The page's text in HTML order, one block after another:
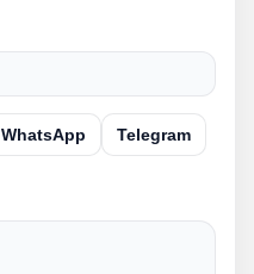
WhatsApp Telegram